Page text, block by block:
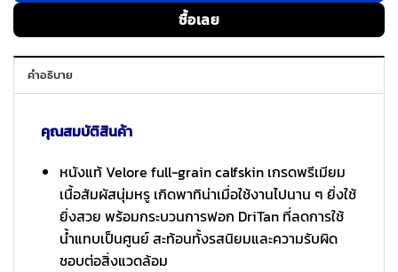
ซื้อเลย
คำอธิบาย
คุณสมบัติสินค้า
หนังแท้ Velore full-grain calfskin เกรดพรีเมียม
เนื้อสัมผัสนุ่มหรู เกิดพาทิน่าเมื่อใช้งานไปนาน ๆ ยิ่งใช้
ยิ่งสวย พร้อมกระบวนการฟอก DriTan ที่ลดการใช้
น้ำแทบเป็นศูนย์ สะท้อนทั้งรสนิยมและความรับผิด
ชอบต่อสิ่งแวดล้อม